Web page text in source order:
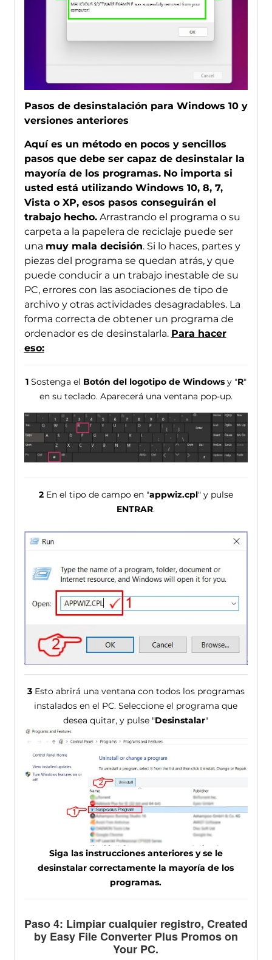
Pasos de desinstalación para Windows 10 y
versiones anteriores
Aquí es un método en pocos y sencillos
pasos que debe ser capaz de desinstalar la
mayoría de los programas. No importa si
usted está utilizando Windows 10, 8, 7,
Vista o XP, esos pasos conseguirán el
trabajo hecho.Arrastrando el programa o su
carpeta a la papelera de reciclaje puede ser
una muy mala decisión. Si lo haces, partes y
piezas del programa se quedan atrás, y que
puede conducir a un trabajo inestable de su
PC, errores con las asociaciones de tipo de
archivo y otras actividades desagradables. La
forma correcta de obtener un programa de
ordenador es de desinstalarla. Para hacer
eso:
1Sostenga el Botón del logotipo de Windowsy "R"
en su teclado. Aparecerá una ventana pop-up.
2En el tipo de campo en "appwiz.cpl" y pulse
ENTRAR.
3Esto abrirá una ventana con todos los programas
instalados en el PC. Seleccione el programa que
desea quitar, y pulse "Desinstalar"
Siga las instrucciones anteriores y se le
desinstalar correctamente la mayoría de los
programas.
Paso 4: Limpiar cualquier registro, Created
by Easy File Converter Plus Promos on
Your PC.